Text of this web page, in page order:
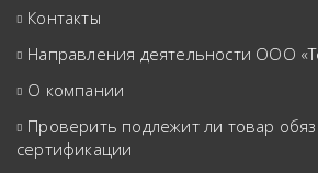
Контакты
Направления деятельности ООО
О компании
Проверить подлежит ли товар
сертификации